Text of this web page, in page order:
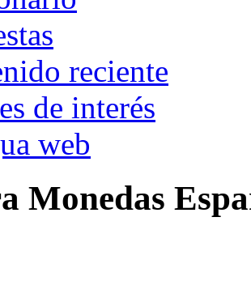
reciente
de interés
web
Monedas